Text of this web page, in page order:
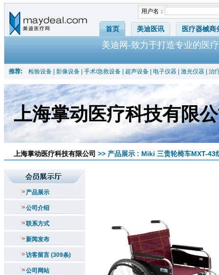
用户名：
首页 美迪医讯 医疗器械商
美迪网-致力于打造专业的医
推荐: 检验设备 影像设备 手术/急救设备 超声设备 电子仪器 激光仪器 治
上海掌动医疗科技有限
上海掌动医疗科技有限公司 >> 产品展示 : Miki 三贵轮椅车MXT-43
产品展示
公司介绍
联系方式
新闻发布
访客留言 (309条)
公司网站